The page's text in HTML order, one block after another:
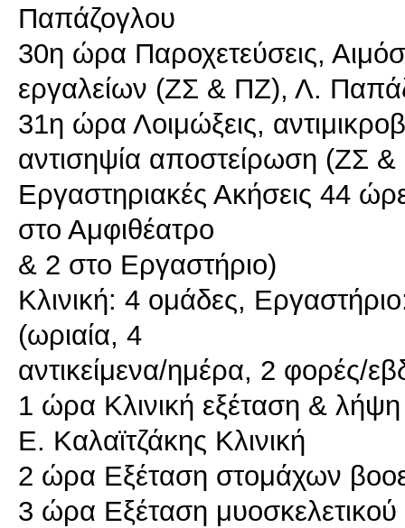
Παπάζογλου
30η ώρα Παροχετεύσεις,
εργαλείων (ΖΣ & ΠΖ), Λ.
31η ώρα Λοιμώξεις,
αντισηψία αποστείρωση (ΖΣ
Εργαστηριακές Ακήσεις 44
στο Αμφιθέατρο
& 2 στο Εργαστήριο)
Κλινική: 4 ομάδες,
(ωριαία, 4
αντικείμενα/ημέρα, 2 φορές/
1 ώρα Κλινική εξέταση &
Ε. Καλαϊτζάκης Κλινική
2 ώρα Εξέταση στομάχων
3 ώρα Εξέταση